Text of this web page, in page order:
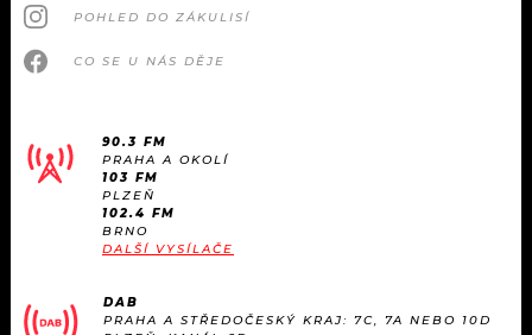
POHLED DO ZÁKULISÍ
CO SE U NÁS DĚJE
90.3 FM
PRAHA A OKOLÍ
103 FM
PLZEŇ
102.4 FM
BRNO
DALŠÍ VYSÍLAČE
DAB
PRAHA A STŘEDOČESKÝ KRAJ: 7C, 7A NEBO 10D